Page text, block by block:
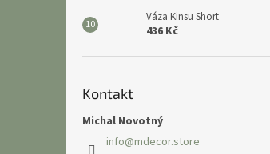
Váza Kinsu Short
436 Kč
Kontakt
Michal Novotný
info@mdecor.store